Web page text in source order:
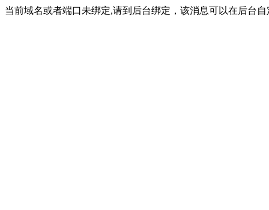
当前域名或者端口未绑定,请到后台绑定，该消息可以在后台自